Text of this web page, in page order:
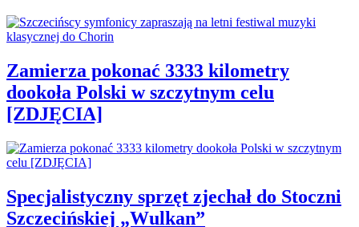
Zamierza pokonać 3333 kilometry
dookoła Polski w szczytnym celu
[ZDJĘCIA]
Specjalistyczny sprzęt zjechał do Stoczni
Szczecińskiej „Wulkan”